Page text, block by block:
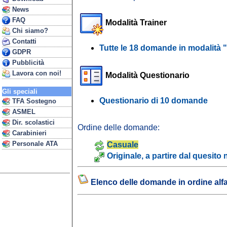
News
FAQ
Chi siamo?
Contatti
GDPR
Pubblicità
Lavora con noi!
Gli speciali
TFA Sostegno
ASMEL
Dir. scolastici
Carabinieri
Personale ATA
Modalità Trainer
Tutte le 18 domande in modalità
Modalità Questionario
Questionario di 10 domande
Ordine delle domande:
Casuale
Originale, a partire dal quesito
Elenco delle domande in ordine